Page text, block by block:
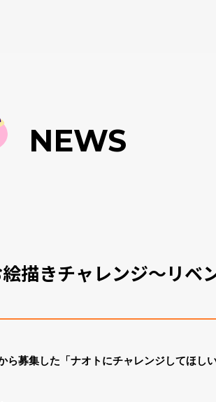
NEWS
絵描きチャレンジ〜リベ
ら募集した「ナオトにチャレンジしてほし